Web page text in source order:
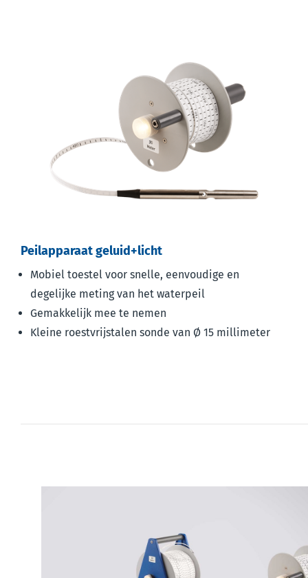
Peilapparaat geluid+licht
Mobiel toestel voor snelle, eenvoudige en
degelijke meting van het waterpeil
Gemakkelijk mee te nemen
Kleine roestvrijstalen sonde van Ø 15 millimeter